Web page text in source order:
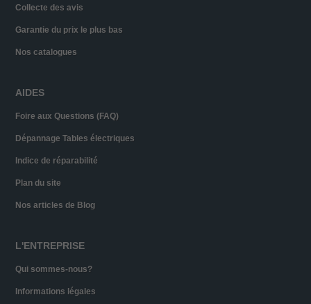
Collecte des avis
Garantie du prix le plus bas
Nos catalogues
AIDES
Foire aux Questions (FAQ)
Dépannage Tables électriques
Indice de réparabilité
Plan du site
Nos articles de Blog
L'ENTREPRISE
Qui sommes-nous?
Informations légales